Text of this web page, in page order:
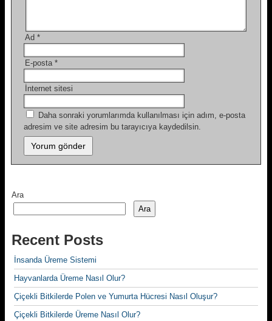
Ad *
E-posta *
İnternet sitesi
Daha sonraki yorumlarımda kullanılması için adım, e-posta
adresim ve site adresim bu tarayıcıya kaydedilsin.
Ara
Ara
Recent Posts
İnsanda Üreme Sistemi
Hayvanlarda Üreme Nasıl Olur?
Çiçekli Bitkilerde Polen ve Yumurta Hücresi Nasıl Oluşur?
Çiçekli Bitkilerde Üreme Nasıl Olur?